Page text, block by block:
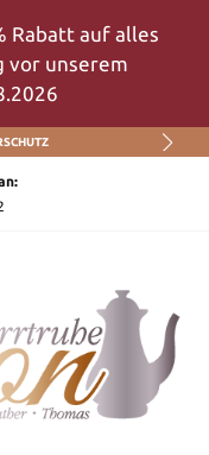
Rabatt auf alles
vor unserem